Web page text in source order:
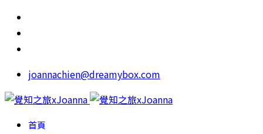
joannachien@dreamybox.com
首頁